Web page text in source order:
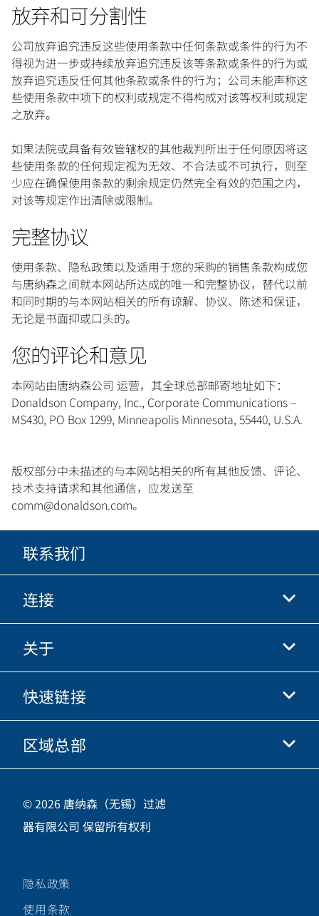
放弃和可分割性
公司放弃追究违反这些使用条款中任何条款或条件的行为不
得视为进一步或持续放弃追究违反该等条款或条件的行为或
放弃追究违反任何其他条款或条件的行为；公司未能声称这
些使用条款中项下的权利或规定不得构成对该等权利或规定
之放弃。
如果法院或具备有效管辖权的其他裁判所出于任何原因将这
些使用条款的任何规定视为无效、不合法或不可执行，则至
少应在确保使用条款的剩余规定仍然完全有效的范围之内，
对该等规定作出清除或限制。
完整协议
使用条款、隐私政策以及适用于您的采购的销售条款构成您
与唐纳森之间就本网站所达成的唯一和完整协议，替代以前
和同时期的与本网站相关的所有谅解、协议、陈述和保证，
无论是书面抑或口头的。
您的评论和意见
本网站由唐纳森公司 运营，其全球总部邮寄地址如下：
Donaldson Company, Inc., Corporate Communications –
MS430, PO Box 1299, Minneapolis Minnesota, 55440, U.S.A.
版权部分中未描述的与本网站相关的所有其他反馈、评论、
技术支持请求和其他通信，应发送至
comm@donaldson.com。
联系我们
连接
抖音
快手
优酷
微信
关于
关于我们
商业行为准则
职业发展
快速链接
唐纳森电商网站
投资人
供应商
区域总部
中国江苏省无锡市新吴区
新加坡工业园新都路16号，邮编 214028
咨询热线
关注唐纳森微信公众号
© 2026 唐纳森（无锡）过滤
器有限公司 保留所有权利
隐私政策
使用条款